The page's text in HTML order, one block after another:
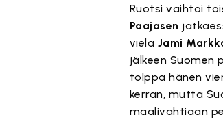
Ruotsi vaihtoi
Paajasen
vielä Jami
jälkeen Suomen
tolppa hänen
kerran, mutta
maalivahtiaan